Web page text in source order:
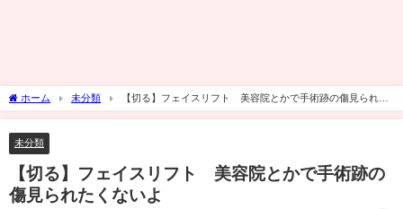
ホーム 未分類
【切る】フェイスリフト 美容院とかで手術跡の傷見られた
くないよ
未分類
【切る】フェイスリフト 美容院とかで手術跡の
傷見られたくないよ